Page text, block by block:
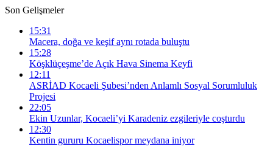
Son Gelişmeler
15:31
Macera, doğa ve keşif aynı rotada buluştu
15:28
Köşklüçeşme’de Açık Hava Sinema Keyfi
12:11
ASRİAD Kocaeli Şubesi’nden Anlamlı Sosyal Sorumluluk
Projesi
22:05
Ekin Uzunlar, Kocaeli’yi Karadeniz ezgileriyle coşturdu
12:30
Kentin gururu Kocaelispor meydana iniyor